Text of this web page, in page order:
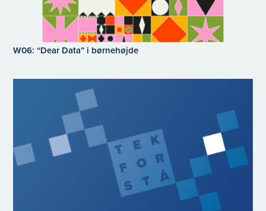
W06: “Dear Data” i børnehøjde